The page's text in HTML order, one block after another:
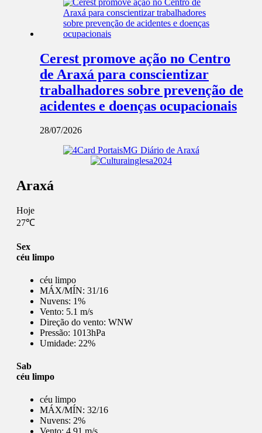
Cerest promove ação no Centro
de Araxá para conscientizar
trabalhadores sobre prevenção de
acidentes e doenças ocupacionais
28/07/2026
Araxá
Hoje
27℃
Sex
céu limpo
céu limpo
MÁX/MÍN: 31/16
Nuvens: 1%
Vento: 5.1 m/s
Direção do vento: WNW
Pressão: 1013hPa
Umidade: 22%
Sab
céu limpo
céu limpo
MÁX/MÍN: 32/16
Nuvens: 2%